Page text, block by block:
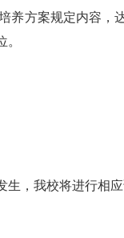
养方案规定内容，
，我校将进行相应